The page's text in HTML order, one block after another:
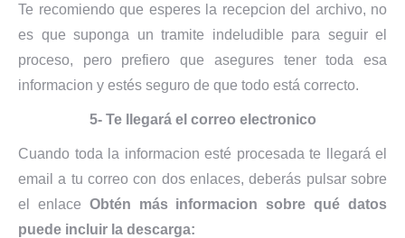
Te recomiendo que esperes la recepcion del archivo, no
es que suponga un tramite indeludible para seguir el
proceso, pero prefiero que asegures tener toda esa
informacion y estés seguro de que todo está correcto.
5- Te llegará el correo electronico
Cuando toda la informacion esté procesada te llegará el
email a tu correo con dos enlaces, deberás pulsar sobre
el enlace Obtén más informacion sobre qué datos
puede incluir la descarga: